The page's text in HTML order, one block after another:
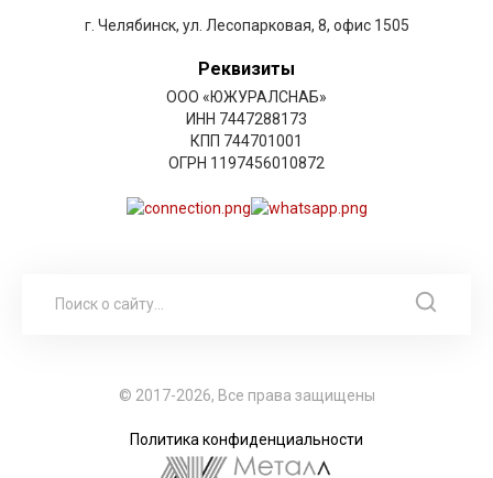
г. Челябинск, ул. Лесопарковая, 8, офис 1505
Реквизиты
ООО «ЮЖУРАЛСНАБ»
ИНН 7447288173
КПП 744701001
ОГРН 1197456010872
© 2017-2026, Все права защищены
Политика конфиденциальности